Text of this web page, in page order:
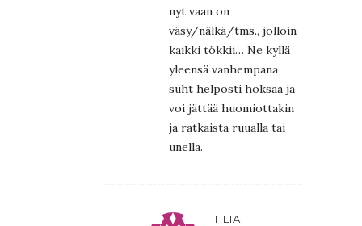
nyt vaan on
väsy/nälkä/tms., jolloin
kaikki tökkii… Ne kyllä
yleensä vanhempana
suht helposti hoksaa ja
voi jättää huomiottakin
ja ratkaista ruualla tai
unella.
TILIA